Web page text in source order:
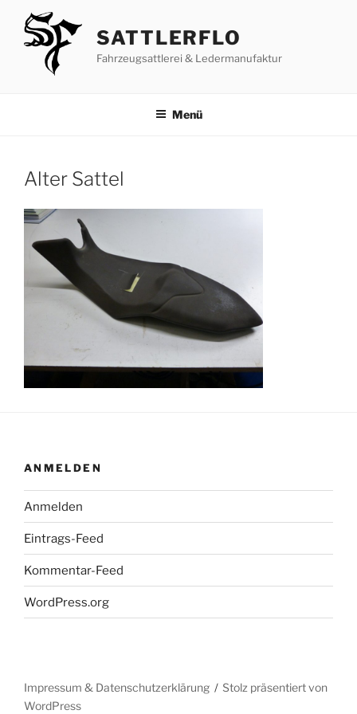
Inhalt
springen
SATTLERFLO
Fahrzeugsattlerei & Ledermanufaktur
Menü
Alter Sattel
ANMELDEN
Anmelden
Eintrags-Feed
Kommentar-Feed
WordPress.org
Impressum & Datenschutzerklärung
Stolz präsentiert von
WordPress